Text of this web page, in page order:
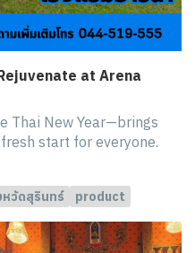
at Arena
Thai New Year—brings
start for everyone.
หวัดสุรินทร์ product